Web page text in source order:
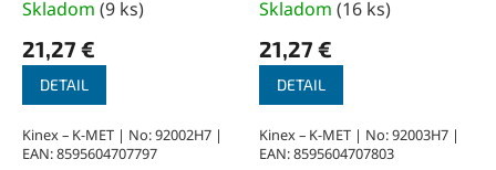
Skladom (9 ks)
21,27 €
DETAIL
Kinex – K-MET | No: 92002H7 |
EAN: 8595604707797
Skladom (16 ks)
21,27 €
DETAIL
Kinex – K-MET | No: 92003H7 |
EAN: 8595604707803